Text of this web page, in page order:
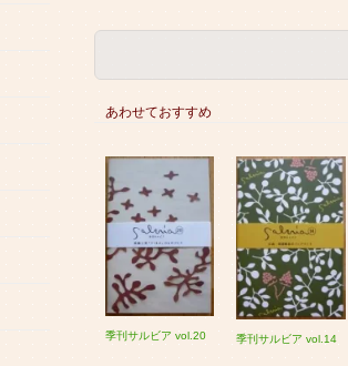
あわせておすすめ
季刊サルビア vol.20 季刊サルビア vol.14